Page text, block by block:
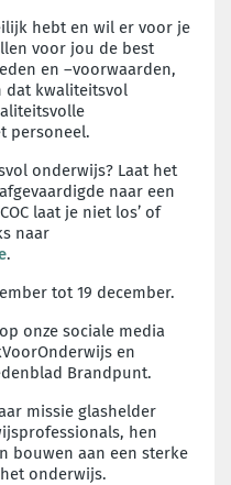
hebt en wil er voor je
voor jou de best
en –voorwaarden,
dat kwaliteitsvol
personeel.
onderwijs? Laat het
naar een
laat je niet los’ of
naar
.
tot 19 december.
onze sociale media
en
Brandpunt.
missie glashelder
hen
bouwen aan een sterke
onderwijs.